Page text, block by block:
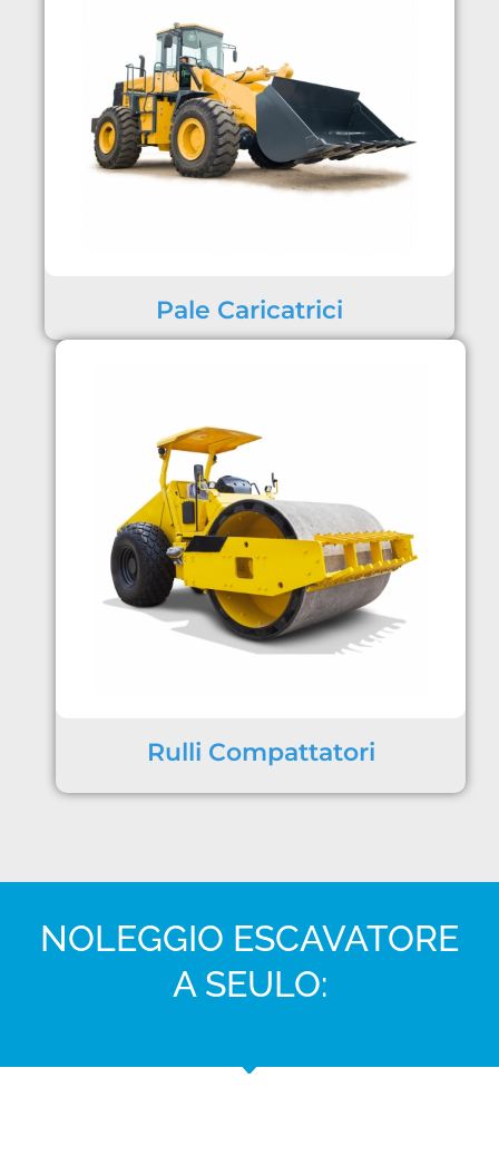
Pale Caricatrici
Rulli Compattatori
NOLEGGIO ESCAVATORE
A SEULO: